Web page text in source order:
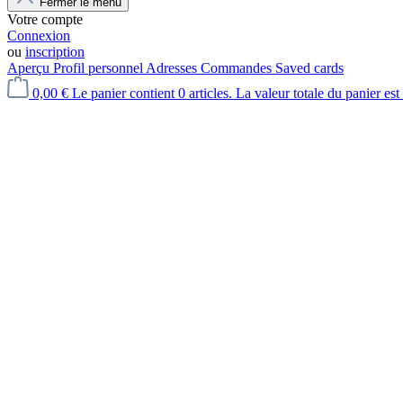
Votre compte
Connexion
ou inscription
Aperçu Profil personnel Adresses Commandes Saved cards
0,00 € Le panier contient 0 articles. La valeur totale du panier est